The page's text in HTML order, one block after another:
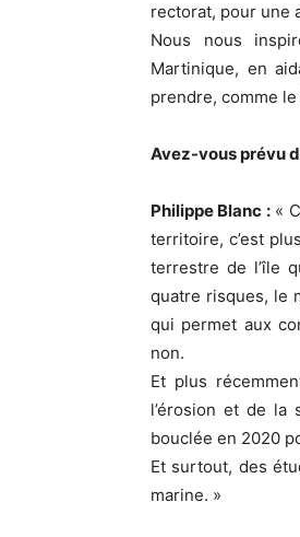
rectorat, pour une
Nous nous
Martinique, en
prendre, comme
Avez-vous prévu
Philippe Blanc :«
territoire, c’est
terrestre de l’île
quatre risques, le
qui permet aux
non.
Et plus
l’érosion et de la
bouclée en 2020
Et surtout, des
marine. »